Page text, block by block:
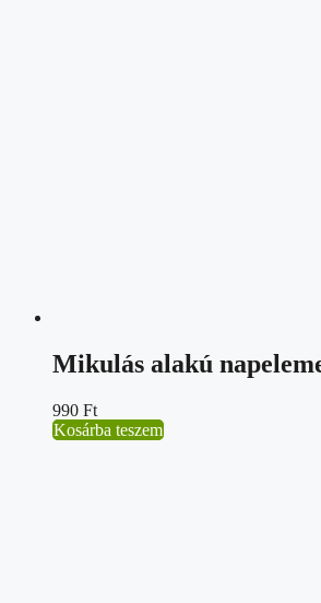
Mikulás alakú
990 Ft
Kosárba teszem